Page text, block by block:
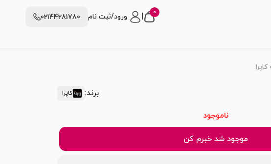
0 ورود/ثبت نام 02144281780
برند: کاپرا
ناموجود
موجود شد خبرم کن